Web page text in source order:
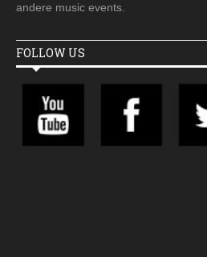
andere music events.
FOLLOW US